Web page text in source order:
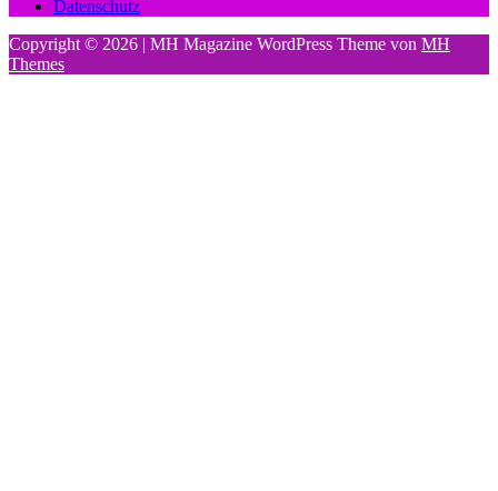
Datenschutz
Copyright © 2026 | MH Magazine WordPress Theme von MH
Themes